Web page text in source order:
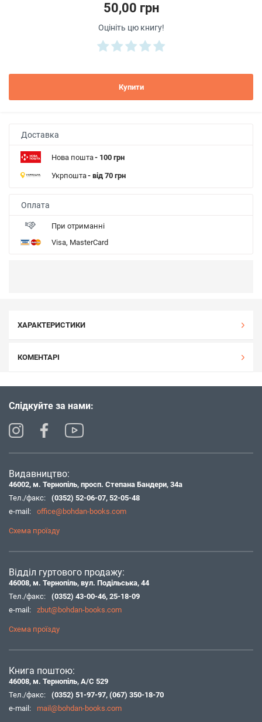
50,00 грн
Оцініть цю книгу!
Купити
Доставка
Нова пошта- 100 грн
Укрпошта- від 70 грн
Оплата
При отриманні
Visa, MasterCard
ХАРАКТЕРИСТИКИ
КОМЕНТАРІ
Слідкуйте за нами:
Видавництво:
46002, м. Тернопіль, просп. Степана Бандери, 34а
Тел./факс:
(0352) 52-06-07, 52-05-48
e-mail:
office@bohdan-books.com
Схема проїзду
Відділ гуртового продажу:
46008, м. Тернопіль, вул. Подільська, 44
Тел./факс:
(0352) 43-00-46, 25-18-09
e-mail:
zbut@bohdan-books.com
Схема проїзду
Книга поштою:
46008, м. Тернопіль, А/С 529
Тел./факс:
(0352) 51-97-97, (067) 350-18-70
e-mail:
mail@bohdan-books.com